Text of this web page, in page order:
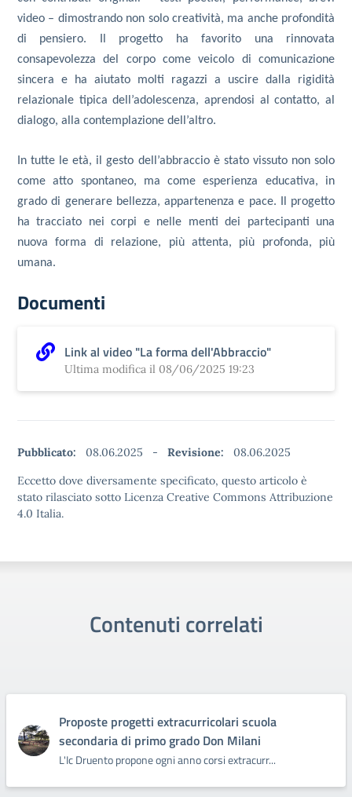
video – dimostrando non solo creatività, ma anche profondità
di pensiero. Il progetto ha favorito una rinnovata
consapevolezza del corpo come veicolo di comunicazione
sincera e ha aiutato molti ragazzi a uscire dalla rigidità
relazionale tipica dell’adolescenza, aprendosi al contatto, al
dialogo, alla contemplazione dell’altro.
In tutte le età, il gesto dell’abbraccio è stato vissuto non solo
come atto spontaneo, ma come esperienza educativa, in
grado di generare bellezza, appartenenza e pace. Il progetto
ha tracciato nei corpi e nelle menti dei partecipanti una
nuova forma di relazione, più attenta, più profonda, più
umana.
Documenti
Link al video "La forma dell'Abbraccio"
Ultima modifica il 08/06/2025 19:23
Pubblicato: 08.06.2025 - Revisione:
08.06.2025
Eccetto dove diversamente specificato, questo articolo è
stato rilasciato sotto Licenza Creative Commons Attribuzione
4.0 Italia.
Contenuti correlati
Proposte progetti extracurricolari scuola
secondaria di primo grado Don Milani
L'Ic Druento propone ogni anno corsi extracurr...